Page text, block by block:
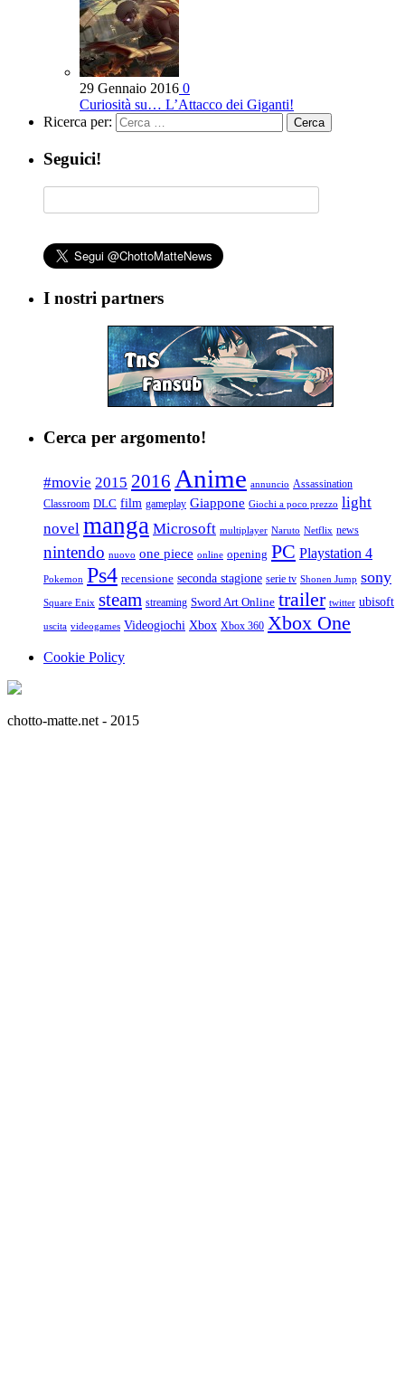
29 Gennaio 2016 0
Curiosità su… L’Attacco dei Giganti!
Ricerca per:
Seguici!
I nostri partners
Cerca per argomento!
#movie 2015 2016 Anime annuncio Assassination
Classroom DLC film gameplay Giappone Giochi a poco prezzo light
novel manga Microsoft multiplayer Naruto Netflix news
nintendo nuovo one piece online opening PC Playstation 4
Pokemon Ps4 recensione seconda stagione serie tv Shonen Jump sony
Square Enix steam streaming Sword Art Online trailer twitter ubisoft
uscita videogames Videogiochi Xbox Xbox 360 Xbox One
Cookie Policy
chotto-matte.net - 2015